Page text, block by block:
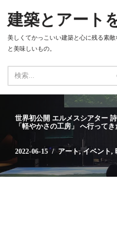
コ
ン
テ
ス
建築とアート
美しくてかっこいい建築と心に残る素
と美味しいもの。
世界初公開 エルメスシアター
「軽やかさの工房」 へ行ってき
2022-06-15 アート,イベント,